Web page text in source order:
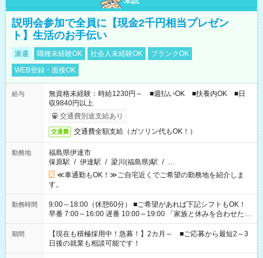
説明会参加で全員に【現金2千円相当プレゼン
ト】生活のお手伝い
派遣 職種未経験OK 社会人未経験OK
ブランクOK
WEB登録・面接OK
給与
無資格未経験：時給1230円～ ■週払いOK ■扶養内OK ■日
収9840円以上
交通費別途支給あり
交通費 交通費全額支給（ガソリン代もOK！）
勤務地
福島県伊達市
保原駅 / 伊達駅 / 梁川(福島県)駅 / …
≪車通勤もOK！≫ご自宅近くでご希望の勤務地を紹介しま
す。
勤務時間
9:00～18:00（休憩60分） ■ご希望があれば下記シフトもOK！
早番 7:00～16:00 遅番 10:00～19:00 「家族と休みを合わせた
い」 「余裕を持って夕飯の準備がしたい」 「できれば残業はし
たくない」 など、ご希望を教えてくださいね。 ※Wワーク希望
の方へ 今ご覧のお仕事で希望する勤務時間と、もう1つのお仕事
の勤務時間。 合計で週40時間を超える場合は応募できません。
期間
【現在も積極採用中！急募！】2カ月～ ■ご応募から最短2～3
日後の就業も相談可能です！